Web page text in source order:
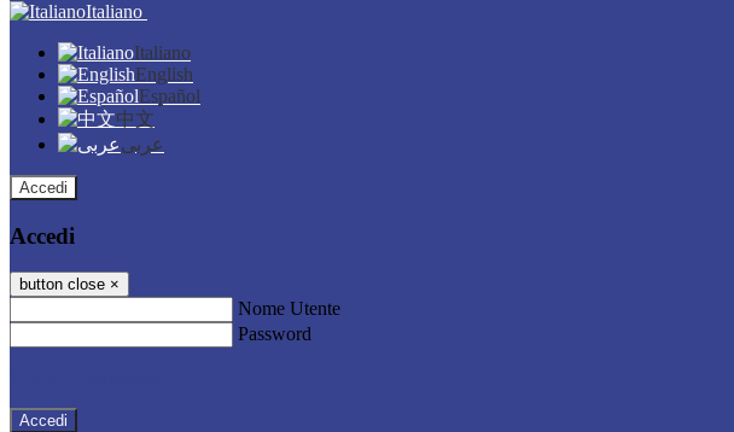
Italiano
Italiano
English
Español
中文
عربى
Accedi
Accedi
button close ×
Nome Utente
Password